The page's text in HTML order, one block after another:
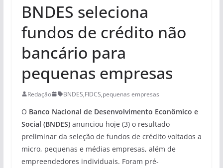
BNDES seleciona
fundos de crédito não
bancário para
pequenas empresas
Redação BNDES,FIDCS,pequenas empresas
O Banco Nacional de Desenvolvimento Econômico e
Social (BNDES) anunciou hoje (3) o resultado
preliminar da seleção de fundos de crédito voltados a
micro, pequenas e médias empresas, além de
empreendedores individuais. Foram pré-